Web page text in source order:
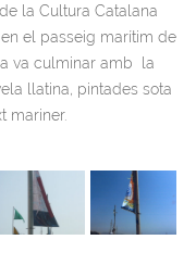
la Cultura Catalana
en el passeig marítim de
va culminar amb la
llatina, pintades sota
mariner.